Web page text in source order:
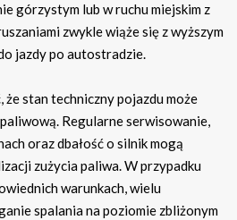
górzystym lub w ruchu miejskim z
zwykle wiąże się z wyższym
jazdy po autostradzie.
stan techniczny pojazdu może
Regularne serwisowanie,
oraz dbałość o silnik mogą
zużycia paliwa. W przypadku
warunkach, wielu
spalania na poziomie zbliżonym